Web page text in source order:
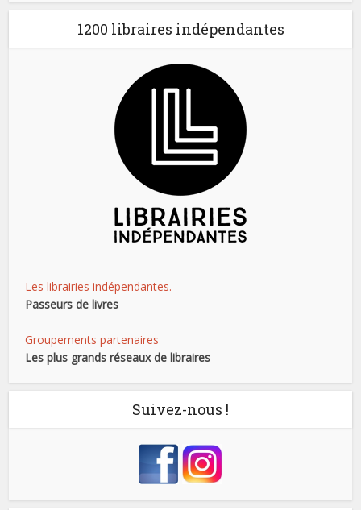
1200 libraires indépendantes
Les librairies indépendantes.
Passeurs de livres
Groupements partenaires
Les plus grands réseaux de libraires
Suivez-nous !